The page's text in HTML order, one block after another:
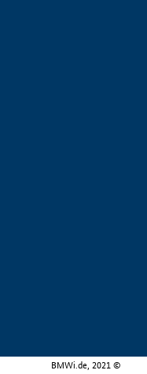
BMWi.de, 2021 ©